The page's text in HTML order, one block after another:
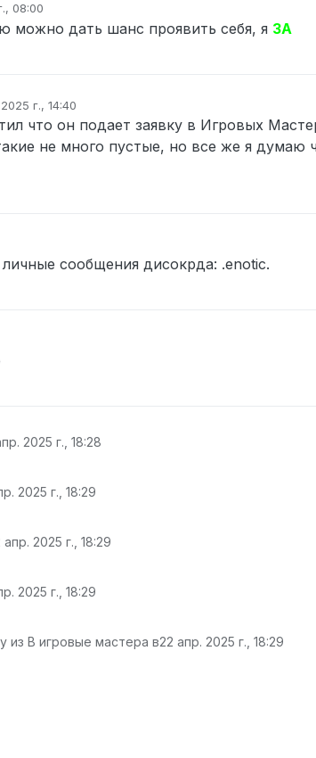
08:00
можно дать шанс проявить себя, я ЗА
г., 14:40
что он подает заявку в Игровых
не много пустые, но все же я думаю
сообщения дисокрда: .enotic.
2025 г., 18:28
2025 г., 18:29
апр. 2025 г., 18:29
2025 г., 18:29
из В игровые мастера в22 апр. 2025 г., 18:29